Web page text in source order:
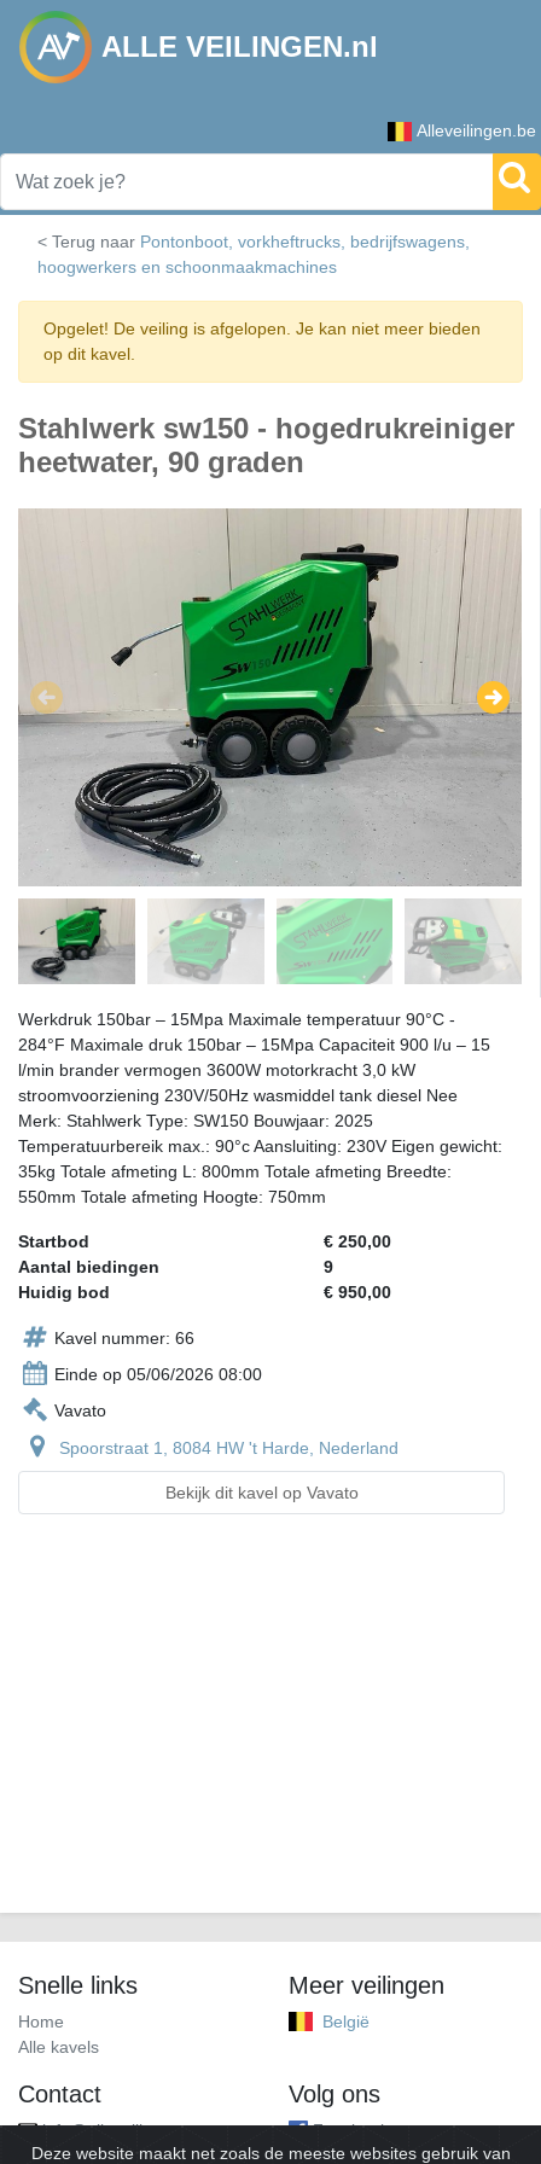
ALLE VEILINGEN.nl
Alleveilingen.be
< Terug naar Pontonboot, vorkheftrucks, bedrijfswagens,
hoogwerkers en schoonmaakmachines
Opgelet! De veiling is afgelopen. Je kan niet meer bieden
op dit kavel.
Stahlwerk sw150 - hogedrukreiniger
heetwater, 90 graden
Werkdruk 150bar – 15Mpa Maximale temperatuur 90°C -
284°F Maximale druk 150bar – 15Mpa Capaciteit 900 l/u – 15
l/min brander vermogen 3600W motorkracht 3,0 kW
stroomvoorziening 230V/50Hz wasmiddel tank diesel Nee
Merk: Stahlwerk Type: SW150 Bouwjaar: 2025
Temperatuurbereik max.: 90°c Aansluiting: 230V Eigen gewicht:
35kg Totale afmeting L: 800mm Totale afmeting Breedte:
550mm Totale afmeting Hoogte: 750mm
Startbod
€ 250,00
Aantal biedingen
9
Huidig bod
€ 950,00
Kavel nummer: 66
Einde op 05/06/2026 08:00
Vavato
Spoorstraat 1, 8084 HW 't Harde, Nederland
Bekijk dit kavel op Vavato
Snelle links
Home
Alle kavels
Meer veilingen
België
Contact
info@alleveilingen.net
Volg ons
Facebook
Deze website maakt net zoals de meeste websites gebruik van